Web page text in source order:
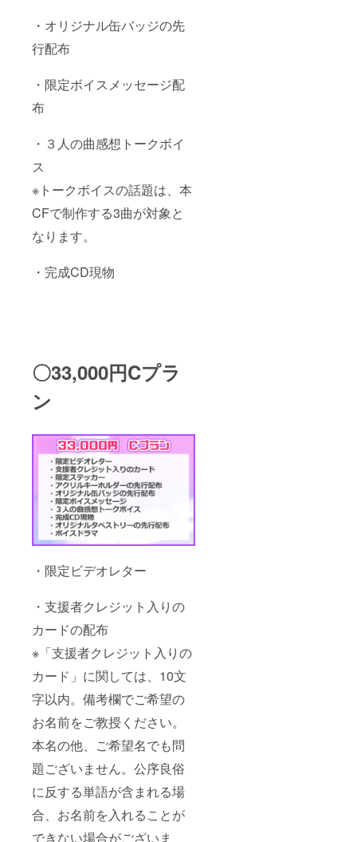
・オリジナル缶バッジの先
行配布
・限定ボイスメッセージ配
布
・３人の曲感想トークボイ
ス
※トークボイスの話題は、本
CFで制作する3曲が対象と
なります。
・完成CD現物
〇33,000円Cプラ
ン
・限定ビデオレター
・支援者クレジット入りの
カードの配布
※「支援者クレジット入りの
カード」に関しては、10文
字以内。備考欄でご希望の
お名前をご教授ください。
本名の他、ご希望名でも問
題ございません。公序良俗
に反する単語が含まれる場
合、お名前を入れることが
できない場合がございま